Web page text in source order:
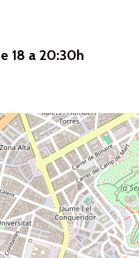
18 a 20:30h